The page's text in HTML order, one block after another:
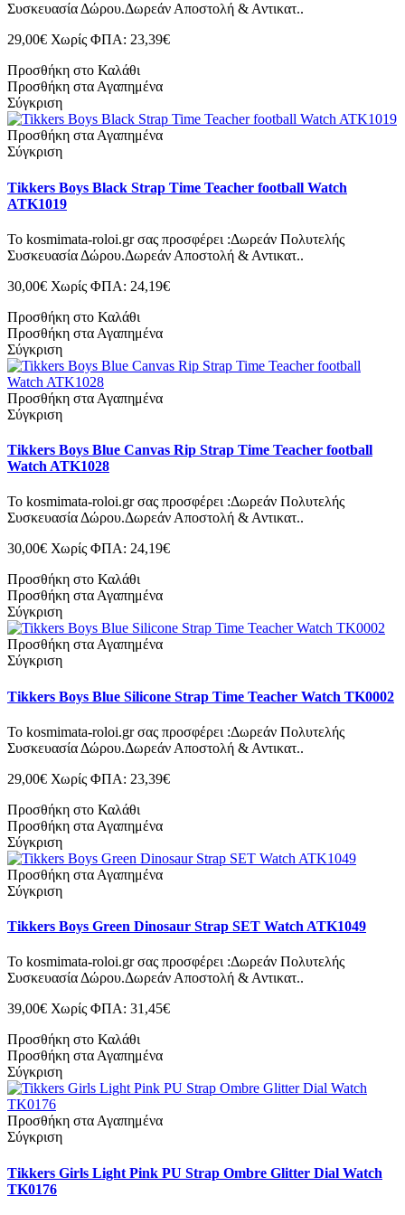
Συσκευασία Δώρου.Δωρεάν Αποστολή & Αντικατ..
29,00€ Χωρίς ΦΠΑ: 23,39€
Προσθήκη στο Καλάθι
Προσθήκη στα Αγαπημένα
Σύγκριση
Προσθήκη στα Αγαπημένα
Σύγκριση
Tikkers Boys Black Strap Time Teacher football Watch
ATK1019
Το kosmimata-roloi.gr σας προσφέρει :Δωρεάν Πολυτελής
Συσκευασία Δώρου.Δωρεάν Αποστολή & Αντικατ..
30,00€ Χωρίς ΦΠΑ: 24,19€
Προσθήκη στο Καλάθι
Προσθήκη στα Αγαπημένα
Σύγκριση
Προσθήκη στα Αγαπημένα
Σύγκριση
Tikkers Boys Blue Canvas Rip Strap Time Teacher football
Watch ATK1028
Το kosmimata-roloi.gr σας προσφέρει :Δωρεάν Πολυτελής
Συσκευασία Δώρου.Δωρεάν Αποστολή & Αντικατ..
30,00€ Χωρίς ΦΠΑ: 24,19€
Προσθήκη στο Καλάθι
Προσθήκη στα Αγαπημένα
Σύγκριση
Προσθήκη στα Αγαπημένα
Σύγκριση
Tikkers Boys Blue Silicone Strap Time Teacher Watch TK0002
Το kosmimata-roloi.gr σας προσφέρει :Δωρεάν Πολυτελής
Συσκευασία Δώρου.Δωρεάν Αποστολή & Αντικατ..
29,00€ Χωρίς ΦΠΑ: 23,39€
Προσθήκη στο Καλάθι
Προσθήκη στα Αγαπημένα
Σύγκριση
Προσθήκη στα Αγαπημένα
Σύγκριση
Tikkers Boys Green Dinosaur Strap SET Watch ATK1049
Το kosmimata-roloi.gr σας προσφέρει :Δωρεάν Πολυτελής
Συσκευασία Δώρου.Δωρεάν Αποστολή & Αντικατ..
39,00€ Χωρίς ΦΠΑ: 31,45€
Προσθήκη στο Καλάθι
Προσθήκη στα Αγαπημένα
Σύγκριση
Προσθήκη στα Αγαπημένα
Σύγκριση
Tikkers Girls Light Pink PU Strap Ombre Glitter Dial Watch
TK0176